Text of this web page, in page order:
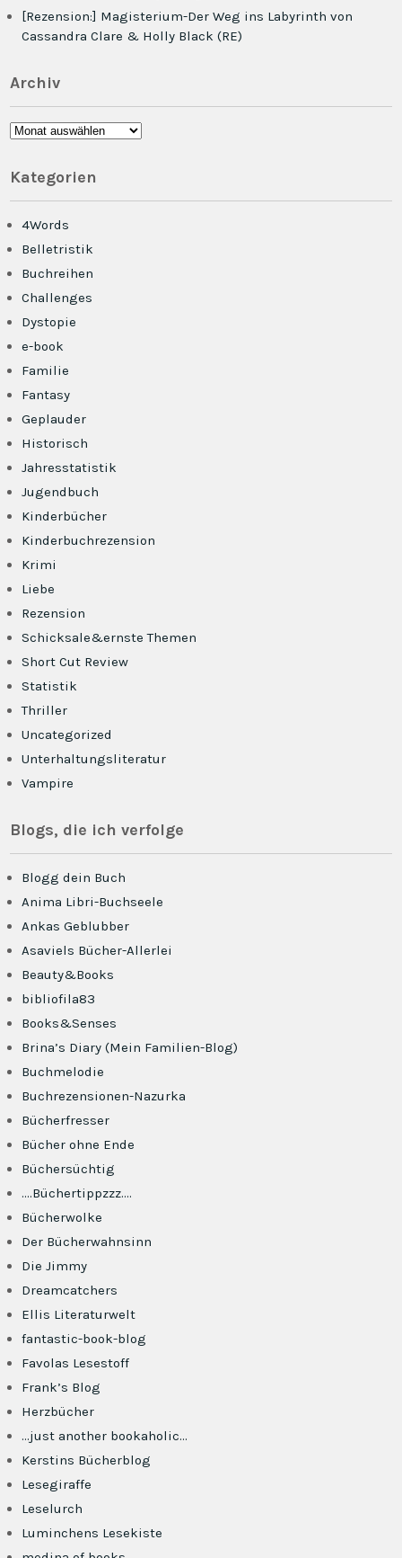
[Rezension:] Magisterium-Der Weg ins Labyrinth von
Cassandra Clare & Holly Black (RE)
Archiv
Archiv
Kategorien
4Words
Belletristik
Buchreihen
Challenges
Dystopie
e-book
Familie
Fantasy
Geplauder
Historisch
Jahresstatistik
Jugendbuch
Kinderbücher
Kinderbuchrezension
Krimi
Liebe
Rezension
Schicksale&ernste Themen
Short Cut Review
Statistik
Thriller
Uncategorized
Unterhaltungsliteratur
Vampire
Blogs, die ich verfolge
Blogg dein Buch
Anima Libri-Buchseele
Ankas Geblubber
Asaviels Bücher-Allerlei
Beauty&Books
bibliofila83
Books&Senses
Brina’s Diary (Mein Familien-Blog)
Buchmelodie
Buchrezensionen-Nazurka
Bücherfresser
Bücher ohne Ende
Büchersüchtig
….Büchertippzzz….
Bücherwolke
Der Bücherwahnsinn
Die Jimmy
Dreamcatchers
Ellis Literaturwelt
fantastic-book-blog
Favolas Lesestoff
Frank’s Blog
Herzbücher
…just another bookaholic…
Kerstins Bücherblog
Lesegiraffe
Leselurch
Luminchens Lesekiste